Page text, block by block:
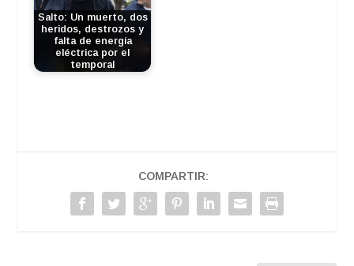
Salto: Un muerto, dos
heridos, destrozos y
falta de energía
eléctrica por el
temporal
COMPARTIR: